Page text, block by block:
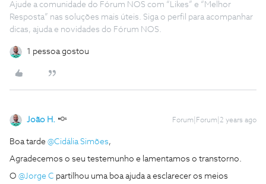
Ajude a comunidade do Fórum NOS com “Likes” e “Melhor
Resposta” nas soluções mais úteis. Siga o perfil para acompanhar
dicas, ajuda e novidades do Fórum NOS.
1 pessoa gostou
João H. Forum|Forum|2 years ago
Boa tarde @Cidália Simões,
Agradecemos o seu testemunho e lamentamos o transtorno.
O @Jorge C partilhou uma boa ajuda a esclarecer os meios